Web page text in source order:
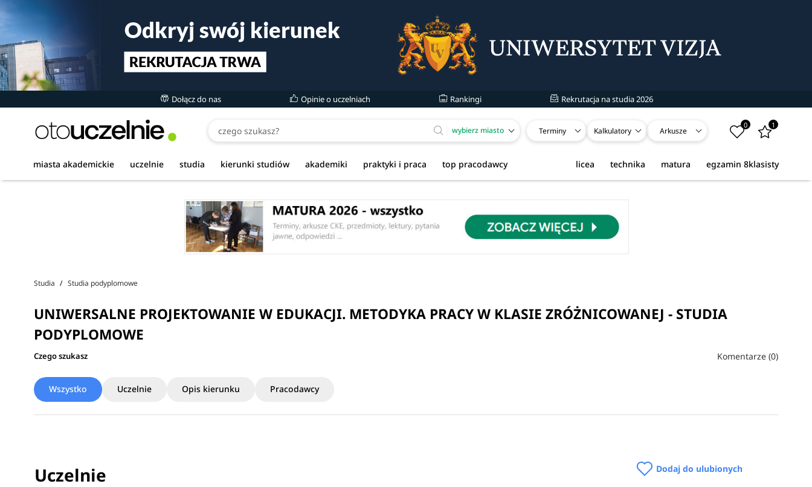
Dołącz do nas Opinie o uczelniach Rankingi Rekrutacja na studia 2026
wybierz miasto Terminy Kalkulatory Arkusze
0 1
miasta akademickie uczelnie studia kierunki studiów akademiki praktyki i praca top pracodawcy egzamin 8klasisty
matura
technika
licea
Studia Studia podyplomowe
UNIWERSALNE PROJEKTOWANIE W EDUKACJI. METODYKA PRACY W KLASIE ZRÓŻNICOWANEJ - STUDIA
PODYPLOMOWE
Czego szukasz Komentarze (0)
Wszystko Uczelnie Opis kierunku Pracodawcy
Uczelnie Dodaj do ulubionych